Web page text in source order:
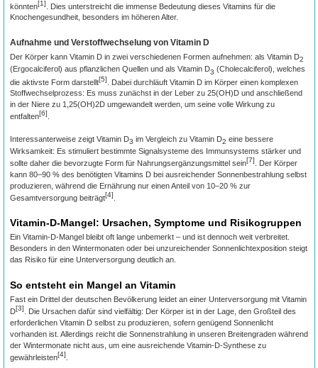
könnten[1]
. Dies unterstreicht die immense Bedeutung dieses Vitamins für die
Knochengesundheit, besonders im höheren Alter.
Aufnahme und Verstoffwechselung von Vitamin D
Der Körper kann Vitamin D in zwei verschiedenen Formen aufnehmen: als Vitamin D2
(Ergocalciferol) aus pflanzlichen Quellen und als Vitamin D3 (Cholecalciferol), welches
die aktivste Form darstellt[5]
. Dabei durchläuft Vitamin D im Körper einen komplexen
Stoffwechselprozess: Es muss zunächst in der Leber zu 25(OH)D und anschließend
in der Niere zu 1,25(OH)2D umgewandelt werden, um seine volle Wirkung zu
entfalten[6]
Interessanterweise zeigt Vitamin D3 im Vergleich zu Vitamin D2 eine bessere
Wirksamkeit: Es stimuliert bestimmte Signalsysteme des Immunsystems stärker und
sollte daher die bevorzugte Form für Nahrungsergänzungsmittel sein[7]
. Der Körper
kann 80–90 % des benötigten Vitamins D bei ausreichender Sonnenbestrahlung selbst
produzieren, während die Ernährung nur einen Anteil von 10–20 % zur
Gesamtversorgung beiträgt[4]
Vitamin-D-Mangel: Ursachen, Symptome und Risikogruppen
Ein Vitamin-D-Mangel bleibt oft lange unbemerkt – und ist dennoch weit verbreitet.
Besonders in den Wintermonaten oder bei unzureichender Sonnenlichtexposition steigt
das Risiko für eine Unterversorgung deutlich an.
So entsteht ein Mangel an Vitamin
Fast ein Drittel der deutschen Bevölkerung leidet an einer Unterversorgung mit Vitamin
D[3]
. Die Ursachen dafür sind vielfältig: Der Körper ist in der Lage, den Großteil des
erforderlichen Vitamin D selbst zu produzieren, sofern genügend Sonnenlicht
vorhanden ist. Allerdings reicht die Sonnenstrahlung in unseren Breitengraden während
der Wintermonate nicht aus, um eine ausreichende Vitamin-D-Synthese zu
gewährleisten[4]